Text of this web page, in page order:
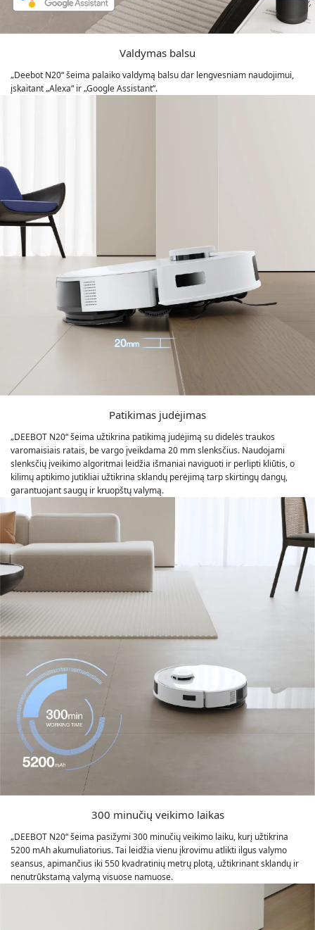
Valdymas balsu
„Deebot N20“ šeima palaiko valdymą balsu dar lengvesniam naudojimui,
įskaitant „Alexa“ ir „Google Assistant“.
Patikimas judėjimas
„DEEBOT N20“ šeima užtikrina patikimą judėjimą su didelės traukos
varomaisiais ratais, be vargo įveikdama 20 mm slenksčius. Naudojami
slenksčių įveikimo algoritmai leidžia išmaniai naviguoti ir perlipti kliūtis, o
kilimų aptikimo jutikliai užtikrina sklandų perėjimą tarp skirtingų dangų,
garantuojant saugų ir kruopštų valymą.
300 minučių veikimo laikas
„DEEBOT N20“ šeima pasižymi 300 minučių veikimo laiku, kurį užtikrina
5200 mAh akumuliatorius. Tai leidžia vienu įkrovimu atlikti ilgus valymo
seansus, apimančius iki 550 kvadratinių metrų plotą, užtikrinant sklandų ir
nenutrūkstamą valymą visuose namuose.